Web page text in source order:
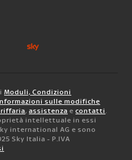
Moduli, Condizioni
sulle modifiche
, assistenza e contatti.
intellettuale in essi
international AG e sono
Sky Italia - P.IVA